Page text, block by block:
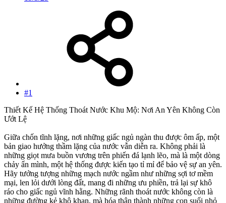
#1
Thiết Kế Hệ Thống Thoát Nước Khu Mộ: Nơi An Yên Không Còn
Ướt Lệ
Giữa chốn tĩnh lặng, nơi những giấc ngủ ngàn thu được ôm ấp, một
bản giao hưởng thầm lặng của nước vẫn diễn ra. Không phải là
những giọt mưa buồn vương trên phiến đá lạnh lẽo, mà là một dòng
chảy ẩn mình, một hệ thống được kiến tạo tỉ mỉ để bảo vệ sự an yên.
Hãy tưởng tượng những mạch nước ngầm như những sợi tơ mềm
mại, len lỏi dưới lòng đất, mang đi những ưu phiền, trả lại sự khô
ráo cho giấc ngủ vĩnh hằng. Những rãnh thoát nước không còn là
những đường kẻ khô khan, mà hóa thân thành những con suối nhỏ